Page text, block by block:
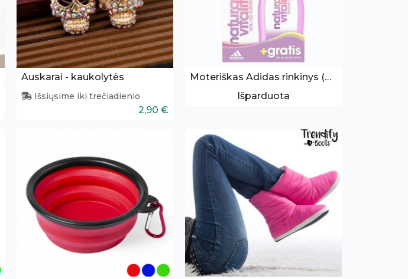
Auskarai - kaukolytės
Išsiųsime iki trečiadienio
2,90 €
Moteriškas Adidas rinkinys (Eau De Toilette 50ml + Dušo želė 250ml)
Išparduota